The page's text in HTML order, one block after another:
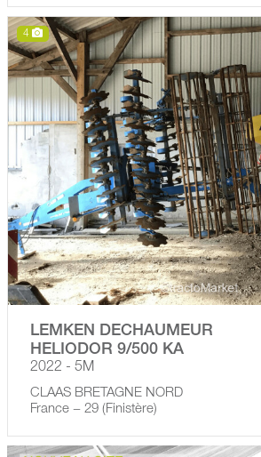
4
LEMKEN DECHAUMEUR
HELIODOR 9/500 KA
2022 - 5M
CLAAS BRETAGNE NORD
France − 29 (Finistère)